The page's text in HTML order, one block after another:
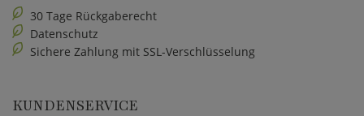
30 Tage Rückgaberecht
Datenschutz
Sichere Zahlung mit SSL-Verschlüsselung
KUNDENSERVICE